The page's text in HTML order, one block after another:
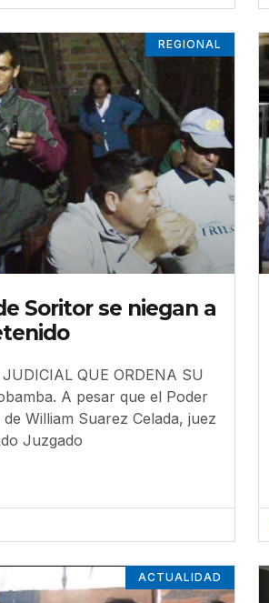
REGIONAL
Soritor se niegan a
QUE ORDENA SU
A pesar que el Poder
William Suarez Celada, juez
Juzgado
ACTUALIDAD